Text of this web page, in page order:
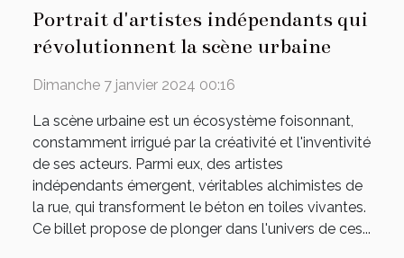
Portrait d'artistes indépendants qui
révolutionnent la scène urbaine
Dimanche 7 janvier 2024 00:16
La scène urbaine est un écosystème foisonnant,
constamment irrigué par la créativité et l'inventivité
de ses acteurs. Parmi eux, des artistes
indépendants émergent, véritables alchimistes de
la rue, qui transforment le béton en toiles vivantes.
Ce billet propose de plonger dans l'univers de ces...